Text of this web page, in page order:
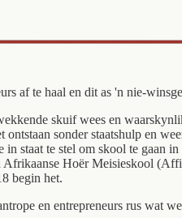
af te haal en dit as 'n nie-
skuif wees en
sonder staatshulp en
staat te stel om skool te gaan
Hoër Meisieskool
begin het.
en entrepreneurs rus wat